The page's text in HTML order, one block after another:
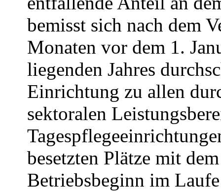
bemisst sich nach dem
Monaten vor dem 1.
liegenden Jahres
Einrichtung zu allen
sektoralen
besetzten Plätze mit
Betriebsbeginn im